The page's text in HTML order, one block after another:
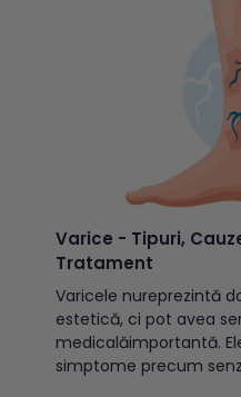
Varice - Tipuri,
Tratament
Varicele nureprezintă
estetică, ci pot avea
medicalăimportantă.
simptome precum